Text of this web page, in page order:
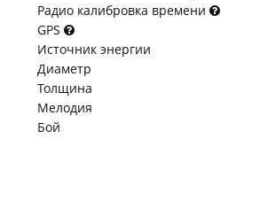
Радио калибровка времени
GPS
Источник энергии
Диаметр
Толщина
Мелодия
Бой